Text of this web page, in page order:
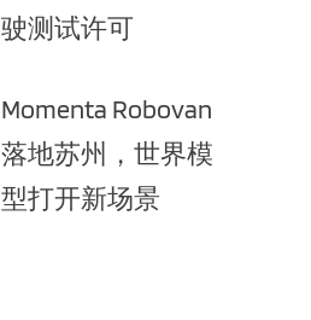
驶测试许可
Momenta Robovan
落地苏州，世界模
型打开新场景